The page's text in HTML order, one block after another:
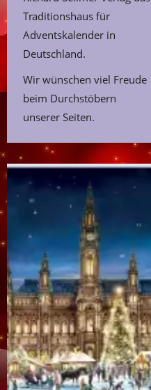
Traditionshaus für
Adventskalender in
Deutschland.
Wir wünschen viel Freude
beim Durchstöbern
unserer Seiten.